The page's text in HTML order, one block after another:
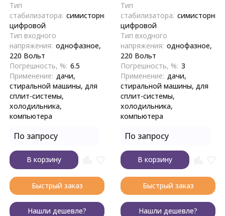
Тип
стабилизатора: симисторный,
цифровой
Тип входного
напряжения: однофазное,
220 Вольт
Погрешность, %: 6.5
Применение: дачи,
стиральной машины, для
сплит-системы,
холодильника,
компьютера
По запросу
В корзину
Быстрый заказ
Нашли дешевле?
Тип
стабилизатора:
цифровой
Тип входного
напряжения: однофазное,
220 Вольт
Погрешность, %: 3
Применение: дачи,
стиральной машины, для
сплит-системы,
холодильника,
компьютера
По запросу
В корзину
Быстрый заказ
Нашли дешевле?